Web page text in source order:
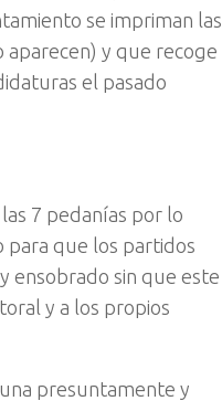
se impriman las
y que recoge
el pasado
7 pedanías por lo
para que los partidos
ensobrado sin que este
y a los propios
presuntamente y